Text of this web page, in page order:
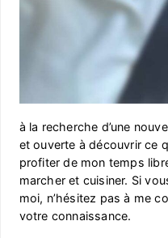
à la recherche d’une
et ouverte à découvrir ce
profiter de mon temps
marcher et cuisiner. Si
moi, n’hésitez pas à me
votre connaissance.